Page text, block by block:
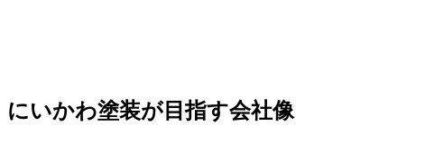
にいかわ塗装が目指す会社像